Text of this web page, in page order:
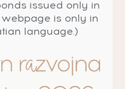
issued only in
is only in
language.)